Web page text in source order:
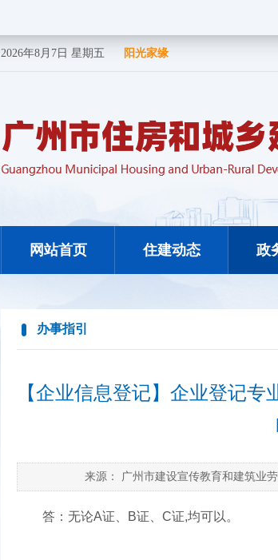
2026年8月7日 星期五 阳光家缘
网站首页 住建动态 政
办事指引
【企业信息登记】企业登记
来源： 广州市建设宣传教育和建筑业
答：无论A证、B证、C证,均可以。